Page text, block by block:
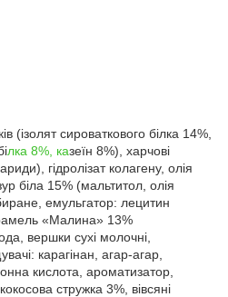
(ізолят сироваткового білка 14%,
лка 8%, казеїн 8%), харчові
гідролізат колагену, олія
біла 15% (мальтитол, олія
емульгатор: лецитин
«Малина» 13%
вершки сухі молочні,
карагінан, агар-агар,
кислота, ароматизатор,
стружка 3%, вівсяні